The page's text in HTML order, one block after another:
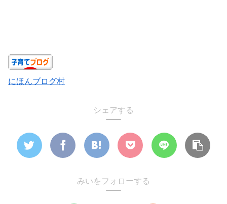
にほんブログ村
シェアする
みいをフォローする